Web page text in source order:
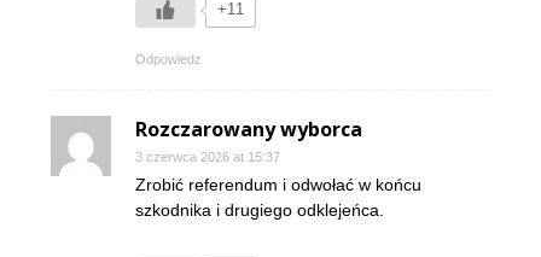
+11
Odpowiedz
Rozczarowany wyborca
3 czerwca 2026 at 15:37
Zrobić referendum i odwołać w końcu
szkodnika i drugiego odklejeńca.